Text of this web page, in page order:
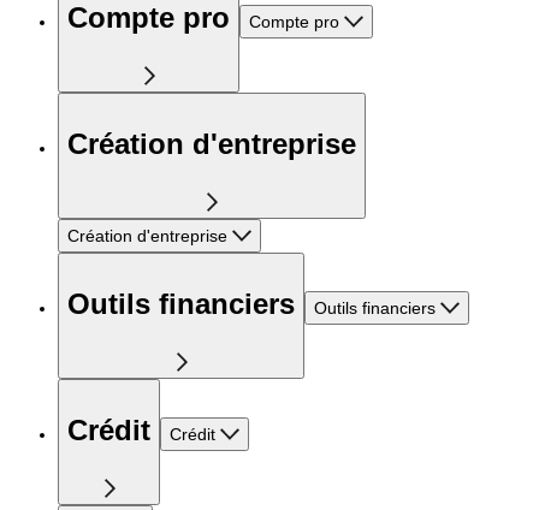
Compte pro Compte pro
Création d'entreprise
Création d'entreprise
Outils financiers Outils financiers
Crédit Crédit